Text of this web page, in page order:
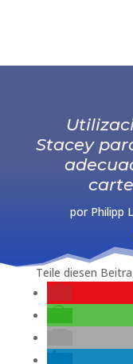
Stacey
por Philipp
Teile diesen